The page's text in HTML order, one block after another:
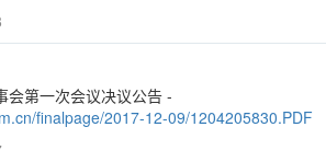
会第一次会议决议公告 -
finalpage/2017-12-09/1204205830.PDF